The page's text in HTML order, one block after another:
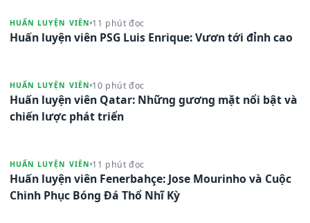
HUẤN LUYỆN VIÊN 11 phút đọc
Huấn luyện viên PSG Luis Enrique: Vươn tới đỉnh cao
HUẤN LUYỆN VIÊN 10 phút đọc
Huấn luyện viên Qatar: Những gương mặt nổi bật và
chiến lược phát triển
HUẤN LUYỆN VIÊN 11 phút đọc
Huấn luyện viên Fenerbahçe: Jose Mourinho và Cuộc
Chinh Phục Bóng Đá Thổ Nhĩ Kỳ